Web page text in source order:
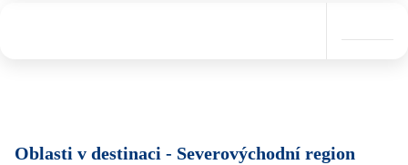
Oblasti v destinaci - Severovýchodní region